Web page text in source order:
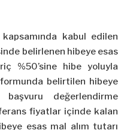
kabul edilen
belirlenen hibeye esas
%50’sine hibe yoluyla
belirtilen hibeye
değerlendirme
fiyatlar içinde kalan
esas mal alım tutarı